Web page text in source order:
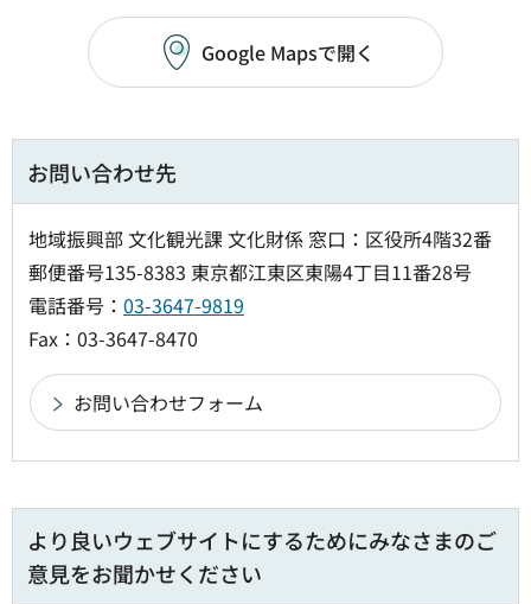
Google Mapsで開く
お問い合わせ先
地域振興部 文化観光課 文化財係 窓口：区役所4階32番
郵便番号135-8383 東京都江東区東陽4丁目11番28号
電話番号： 03-3647-9819
Fax：03-3647-8470
より良いウェブサイトにするためにみなさまのご
意見をお聞かせください